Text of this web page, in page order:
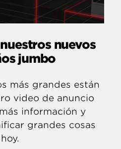
nuevos
jumbo
más grandes están
video de anuncio
información y
grandes cosas
hoy.